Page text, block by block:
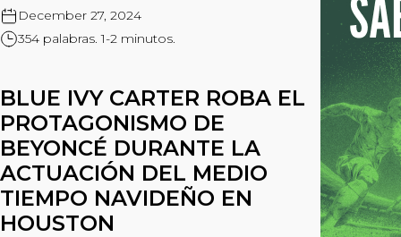
December 27, 2024
354 palabras. 1-2 minutos.
BLUE IVY CARTER ROBA EL
PROTAGONISMO DE
BEYONCÉ DURANTE LA
ACTUACIÓN DEL MEDIO
TIEMPO NAVIDEÑO EN
HOUSTON